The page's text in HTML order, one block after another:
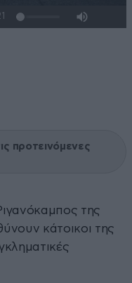
προτεινόμενες
της
κάτοικοι της